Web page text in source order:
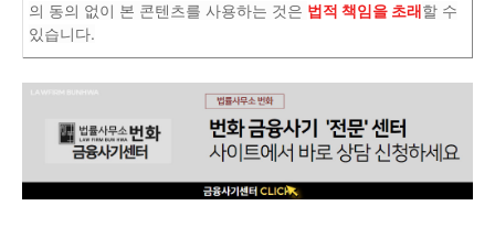
의 동의 없이 본 콘텐츠를 사용하는 것은 법적 책임을 초래할 수
있습니다.